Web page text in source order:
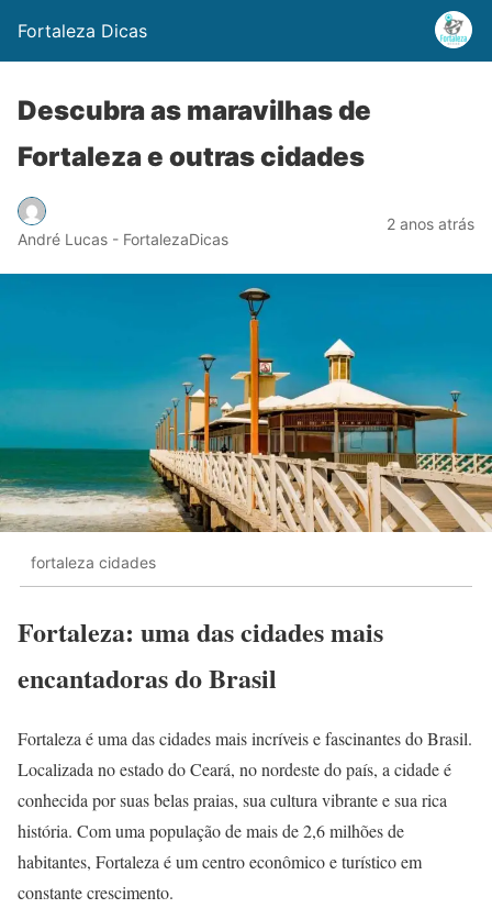
Fortaleza Dicas
Descubra as maravilhas de
Fortaleza e outras cidades
André Lucas - FortalezaDicas
2 anos atrás
fortaleza cidades
Fortaleza: uma das cidades mais
encantadoras do Brasil
Fortaleza é uma das cidades mais incríveis e fascinantes do Brasil.
Localizada no estado do Ceará, no nordeste do país, a cidade é
conhecida por suas belas praias, sua cultura vibrante e sua rica
história. Com uma população de mais de 2,6 milhões de
habitantes, Fortaleza é um centro econômico e turístico em
constante crescimento.